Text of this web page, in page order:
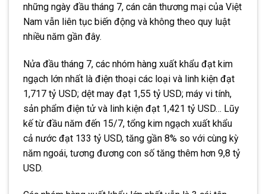
những ngày đầu tháng 7, cán cân thương mại của Việt
Nam vẫn liên tục biến động và không theo quy luật
nhiều năm gần đây.
Nửa đầu tháng 7, các nhóm hàng xuất khẩu đạt kim
ngạch lớn nhất là điện thoại các loại và linh kiện đạt
1,717 tỷ USD; dệt may đạt 1,55 tỷ USD; máy vi tính,
sản phẩm điện tử và linh kiện đạt 1,421 tỷ USD… Lũy
kế từ đầu năm đến 15/7, tổng kim ngạch xuất khẩu
cả nước đạt 133 tỷ USD, tăng gần 8% so với cùng kỳ
năm ngoái, tương đương con số tăng thêm hơn 9,8 tỷ
USD.